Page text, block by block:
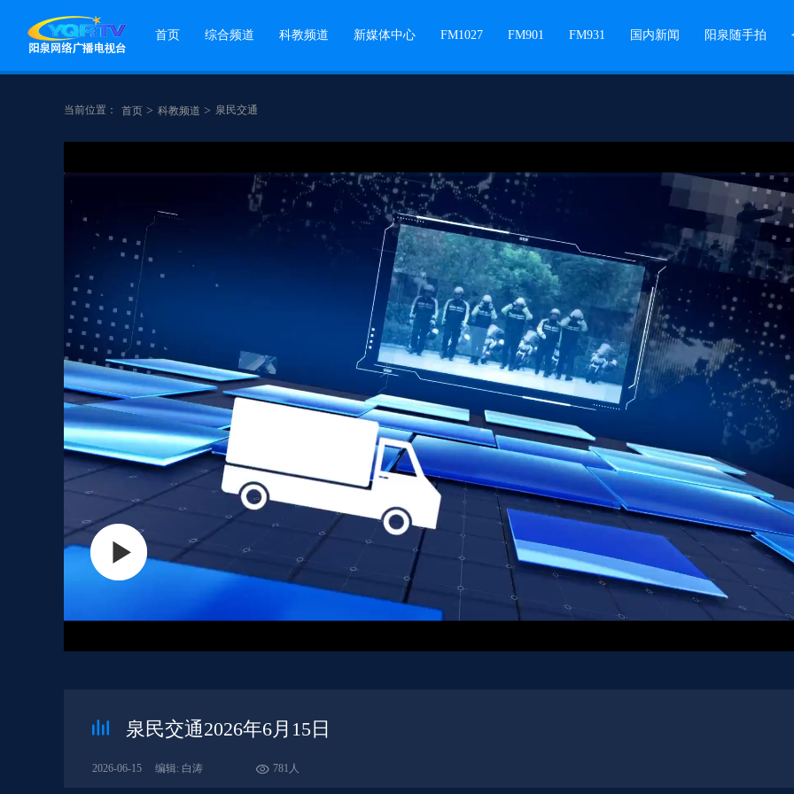
首页 综合频道 科教频道 新媒体中心 FM1027 FM901 FM931 国内新闻 阳泉随手拍
当前位置： 首页 > 科教频道 > 泉民交通
泉民交通2026年6月15日
2026-06-15 编辑: 白涛 781人